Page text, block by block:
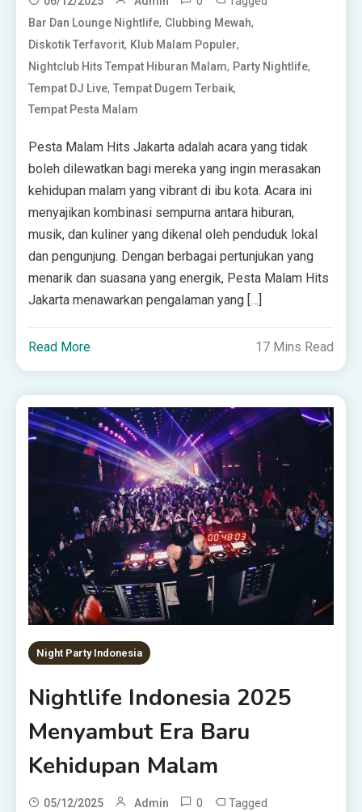
Bar Dan Lounge Nightlife, Clubbing Mewah,
Diskotik Terfavorit, Klub Malam Populer,
Nightclub Hits Tempat Hiburan Malam, Party Nightlife,
Tempat DJ Live,Tempat Dugem Terbaik,
Tempat Pesta Malam
Pesta Malam Hits Jakarta adalah acara yang tidak
boleh dilewatkan bagi mereka yang ingin merasakan
kehidupan malam yang vibrant di ibu kota. Acara ini
menyajikan kombinasi sempurna antara hiburan,
musik, dan kuliner yang dikenal oleh penduduk lokal
dan pengunjung. Dengan berbagai pertunjukan yang
menarik dan suasana yang energik, Pesta Malam Hits
Jakarta menawarkan pengalaman yang […]
Read More 17 Mins Read
Night Party Indonesia
Nightlife Indonesia 2025
Menyambut Era Baru
Kehidupan Malam
05/12/2025 Admin 0 Tagged